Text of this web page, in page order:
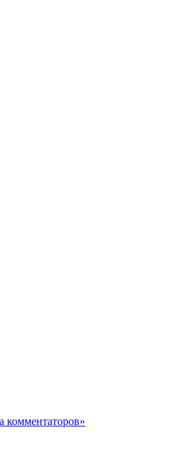
комментаторов»